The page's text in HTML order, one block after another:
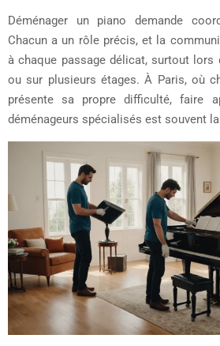
Déménager un piano demande
Chacun a un rôle précis, et la
à chaque passage délicat, surtout lors
ou sur plusieurs étages. À Paris, où
présente sa propre difficulté, faire
déménageurs spécialisés est souvent